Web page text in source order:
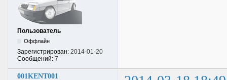
Пользователь
Оффлайн
Зарегистрирован: 2014-01-20
Сообщений: 7
001KENT001